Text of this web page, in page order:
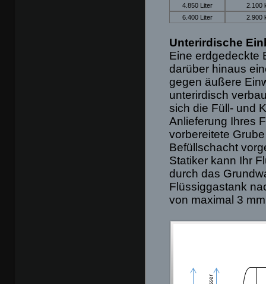
4.850 Liter
2.100
6.400 Liter
2.900
Unterirdische
Eine erdgedeckte
darüber hinaus
gegen äußere
unterirdisch
sich die Füll- und
Anlieferung Ihres
vorbereitete
Befüllschacht
Statiker kann Ihr
durch das
Flüssiggastank
von maximal 3